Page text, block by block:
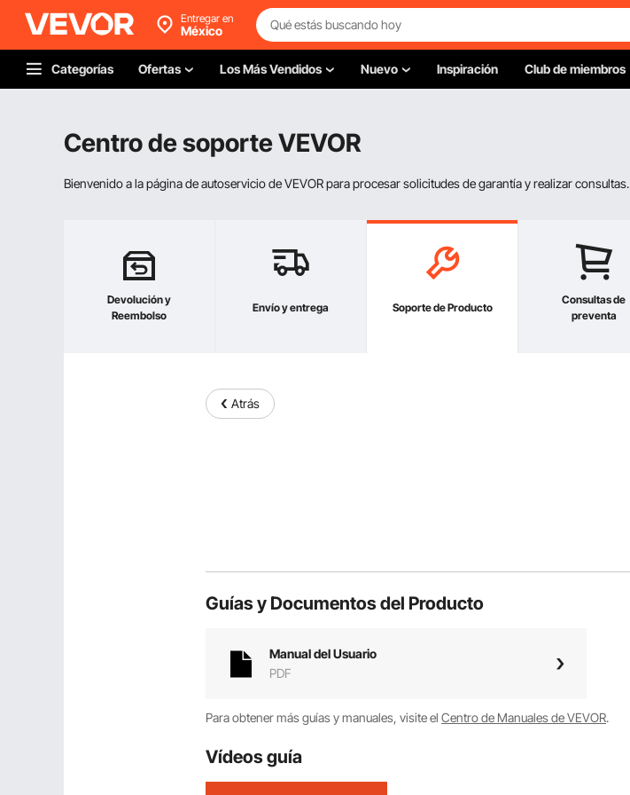
Entregar en
México
Categorías Ofertas Los Más Vendidos Nuevo Inspiración Club de miembros
Centro de soporte VEVOR
Bienvenido a la página de autoservicio de VEVOR para procesar solicitudes de garantía y realizar consultas.
Devolución y
Reembolso
Envío y entrega Soporte de Producto
Consultas de
preventa
Atrás
Guías y Documentos del Producto
Manual del Usuario
PDF
Para obtener más guías y manuales, visite el Centro de Manuales de VEVOR.
Vídeos guía